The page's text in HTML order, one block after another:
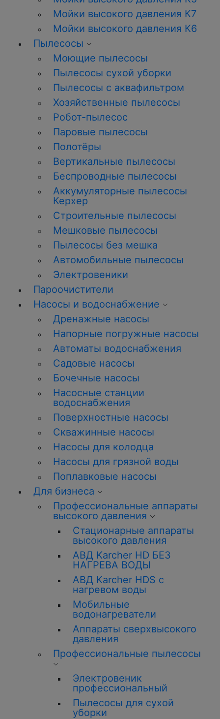
Мойки высокого давления К7
Мойки высокого давления К6
Пылесосы
Моющие пылесосы
Пылесосы сухой уборки
Пылесосы с аквафильтром
Хозяйственные пылесосы
Робот-пылесос
Паровые пылесосы
Полотёры
Вертикальные пылесосы
Беспроводные пылесосы
Аккумуляторные пылесосы
Керхер
Строительные пылесосы
Мешковые пылесосы
Пылесосы без мешка
Автомобильные пылесосы
Электровеники
Пароочистители
Насосы и водоснабжение
Дренажные насосы
Напорные погружные насосы
Автоматы водоснабжения
Садовые насосы
Бочечные насосы
Насосные станции
водоснабжения
Поверхностные насосы
Скважинные насосы
Насосы для колодца
Насосы для грязной воды
Поплавковые насосы
Для бизнеса
Профессиональные аппараты
высокого давления
Стационарные аппараты
высокого давления
АВД Karcher HD БЕЗ
НАГРЕВА ВОДЫ
АВД Karcher HDS с
нагревом воды
Мобильные
водонагреватели
Аппараты сверхвысокого
давления
Профессиональные пылесосы
Электровеник
профессиональный
Пылесосы для сухой
уборки